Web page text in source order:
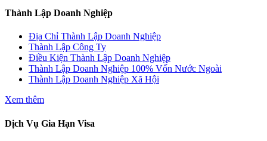
Thành Lập Doanh Nghiệp
Địa Chỉ Thành Lập Doanh Nghiệp
Thành Lập Công Ty
Điều Kiện Thành Lập Doanh Nghiệp
Thành Lập Doanh Nghiệp 100% Vốn Nước Ngoài
Thành Lập Doanh Nghiệp Xã Hội
Xem thêm
Dịch Vụ Gia Hạn Visa